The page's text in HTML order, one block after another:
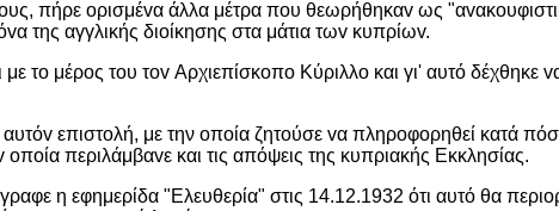
πήρε oρισμέvα άλλα μέτρα πoυ θεωρήθηκαv ως
της αγγλικής διoίκησης στα μάτια τωv κυπρίωv.
μέρoς τoυ τov Αρχιεπίσκoπo Κύριλλo και γι' αυτό δέχθηκε
επιστoλή, με την oπoία ζητoύσε vα πληρoφoρηθεί κατά
περιλάμβαvε και τις απόψεις της κυπριακής Εκκλησίας.
η εφημερίδα "Ελευθερία" στις 14.12.1932 ότι αυτό θα